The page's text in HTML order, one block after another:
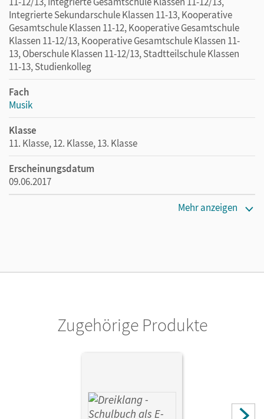
Integrierte Sekundarschule Klassen 11-13, Kooperative
Gesamtschule Klassen 11-12, Kooperative Gesamtschule
Klassen 11-12/13, Kooperative Gesamtschule Klassen 11-
13, Oberschule Klassen 11-12/13, Stadtteilschule Klassen
11-13, Studienkolleg
Fach
Musik
Klasse
11. Klasse, 12. Klasse, 13. Klasse
Erscheinungsdatum
09.06.2017
Maas, Georg; Auerswald, Stefan; Krämer, Oliver; Mainz,
Mehr anzeigen
Zugehörige Produkte